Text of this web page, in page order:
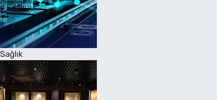
Sağlık